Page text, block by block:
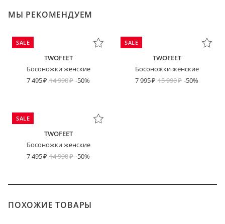
МЫ РЕКОМЕНДУЕМ
SALE
TWOFEET
Босоножки женские
7 495
14 990 -50%
SALE
TWOFEET
Босоножки женские
7 995
15 990 -50%
SALE
TWOFEET
Босоножки женские
7 495
14 990 -50%
ПОХОЖИЕ ТОВАРЫ